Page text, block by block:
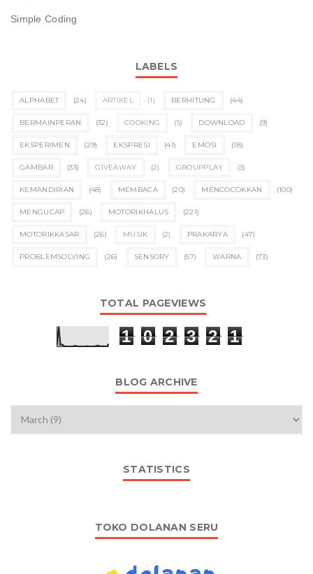
Simple Coding
LABELS
ALPHABET (24) ARTIKEL (1) BERHITUNG (44)
BERMAINPERAN (32) COOKING (5) DOWNLOAD (9)
EKSPERIMEN (29) EKSPRESI (41) EMOSI (18)
GAMBAR (33) GIVEAWAY (2) GROUPPLAY (3)
KEMANDIRIAN (48) MEMBACA (20) MENCOCOKKAN (100)
MENGUCAP (26) MOTORIKHALUS (221)
MOTORIKKASAR (26) MUSIK (2) PRAKARYA (47)
PROBLEMSOLVING (26) SENSORY (57) WARNA (73)
TOTAL PAGEVIEWS
1 0 2 3 2 1
BLOG ARCHIVE
STATISTICS
TOKO DOLANAN SERU